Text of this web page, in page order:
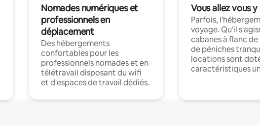
Nomades numériques et
professionnels en
déplacement
Des hébergements
confortables pour les
professionnels nomades et en
télétravail disposant du wifi
et d'espaces de travail dédiés.
Vous allez vous
Parfois,
voyage. Qu'il
cabanes à flanc de
de péniches
locations sont
caractéristiques